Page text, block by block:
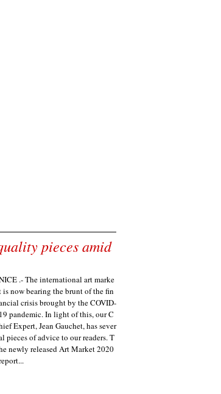
pieces amid
.- The international art marke
is now bearing the brunt of the fin
crisis brought by the COVID-
19 pandemic. In light of this, our C
Expert, Jean Gauchet, has sever
pieces of advice to our readers. T
newly released Art Market 2020